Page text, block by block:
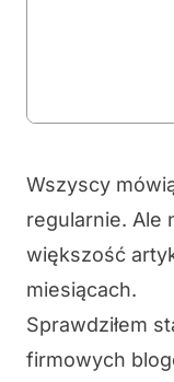
Wszyscy
regularnie. Ale
większość
miesiącach.
Sprawdziłem
firmowych